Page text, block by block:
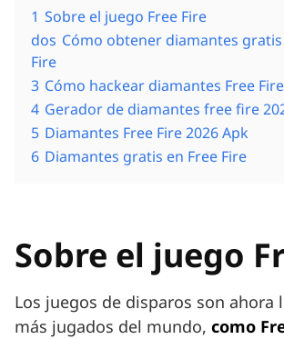
1 Sobre el juego Free Fire
dos Cómo obtener diamantes gratis
Fire
3 Cómo hackear diamantes Free
4 Gerador de diamantes free fire
5 Diamantes Free Fire 2026 Apk
6 Diamantes gratis en Free Fire
Sobre el juego
Los juegos de disparos son ahora
más jugados del mundo, como